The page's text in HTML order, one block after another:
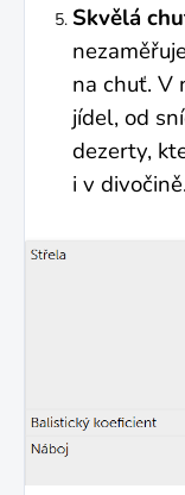
Skvělá
na chuť. V
jídel, od
dezerty,
i v divočině.